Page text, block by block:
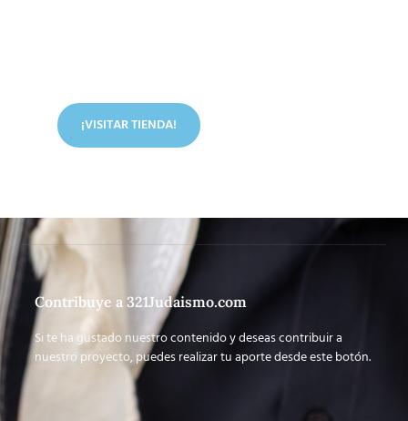
¡VISITAR TIENDA!
Contribuye a 321Judaismo.com
Si te ha gustado nuestro contenido y deseas contribuir a
nuestro proyecto, puedes realizar tu aporte desde este botón.